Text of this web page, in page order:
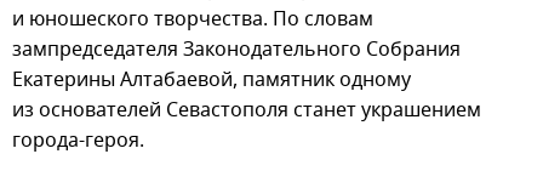
и юношеского творчества. По словам
зампредседателя Законодательного Собрания
Екатерины Алтабаевой, памятник одному
из основателей Севастополя станет украшением
города-героя.